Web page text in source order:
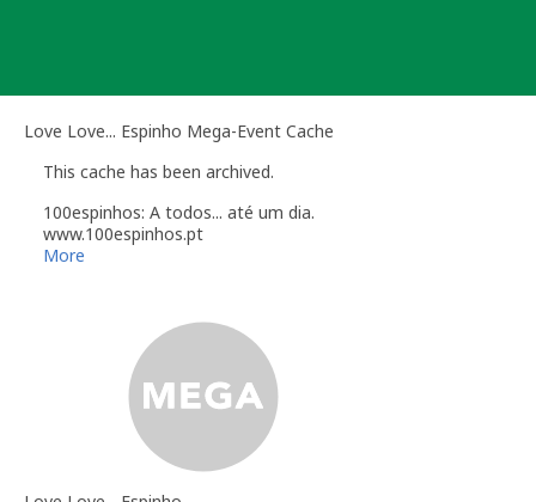
Love Love... Espinho Mega-Event Cache
This cache has been archived.
100espinhos: A todos... até um dia.
www.100espinhos.pt
www.facebook.com/100espinhos
More